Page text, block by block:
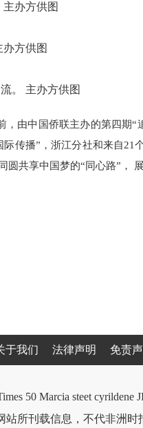
办方供图
。 主办方供图
业务交流。 主办方供图
由中国侨联主办的第四期“
于我们 法律声明 免责
50 Marcia steet cyrildene
站所刊载信息，不代非洲时